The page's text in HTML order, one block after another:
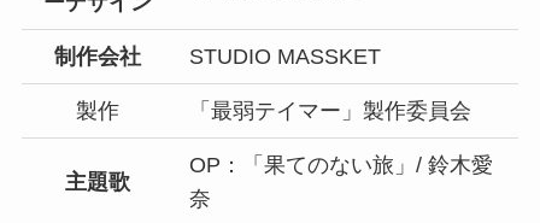
制作会社 STUDIO MASSKET
製作 「最弱テイマー」製作委員会
主題歌
OP：「果てのない旅」/ 鈴木愛
奈